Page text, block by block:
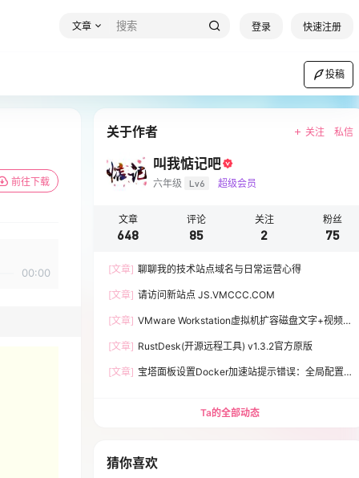
文章 登录 快速注册
投稿
前往下载
00:00
关于作者 关注 私信
叫我惦记吧
六年级 Lv6 超级会员
文章
648
评论
85
关注
2
粉丝
75
[文章] 聊聊我的技术站点域名与日常运营心得
[文章] 请访问新站点 JS.VMCCC.COM
[文章] VMware Workstation虚拟机扩容磁盘文字+视频
[文章] RustDesk(开源远程工具) v1.3.2官方原版
[文章] 宝塔面板设置Docker加速站提示错误：全局配置
Ta的全部动态
猜你喜欢